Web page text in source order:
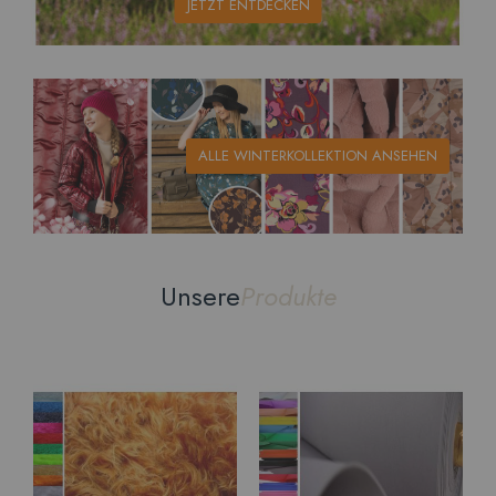
JETZT ENTDECKEN
ALLE WINTERKOLLEKTION ANSEHEN
UnsereProdukte